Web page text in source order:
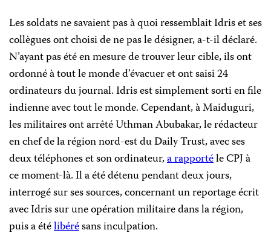
Les soldats ne savaient pas à quoi ressemblait Idris et ses
collègues ont choisi de ne pas le désigner, a-t-il déclaré.
N’ayant pas été en mesure de trouver leur cible, ils ont
ordonné à tout le monde d’évacuer et ont saisi 24
ordinateurs du journal. Idris est simplement sorti en file
indienne avec tout le monde. Cependant, à Maiduguri,
les militaires ont arrêté Uthman Abubakar, le rédacteur
en chef de la région nord-est du Daily Trust, avec ses
deux téléphones et son ordinateur,a rapportéle CPJ à
ce moment-là. Il a été détenu pendant deux jours,
interrogé sur ses sources, concernant un reportage écrit
avec Idris sur une opération militaire dans la région,
puis a étélibérésans inculpation.